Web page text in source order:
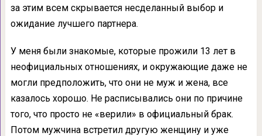
за этим всем скрывается несделанный выбор и
ожидание лучшего партнера.
У меня были знакомые, которые прожили 13 лет в
неофициальных отношениях, и окружающие даже не
могли предположить, что они не муж и жена, все
казалось хорошо. Не расписывались они по причине
того, что просто не «верили» в официальный брак.
Потом мужчина встретил другую женщину и уже